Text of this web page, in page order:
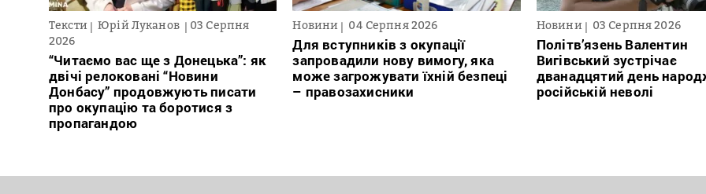
Тексти Юрій Луканов
03 Серпня
2026
“Читаємо вас ще з Донецька”: як
двічі релоковані “Новини
Донбасу” продовжують писати
про окупацію та боротися з
пропагандою
Новини 04 Серпня 2026
Для вступників з окупації
запровадили нову вимогу, яка
може загрожувати їхній безпеці
– правозахисники
Новини 03 Серпня 2026
Політв’язень Валентин
Вигівський зустрічає
дванадцятий день
російській неволі